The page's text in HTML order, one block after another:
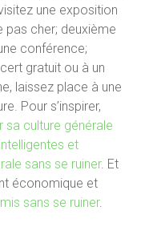
une exposition
pas cher; deuxième
conférence;
gratuit ou à un
laissez place à une
Pour s’inspirer,
sa culture générale
et
sans se ruiner. Et
économique et
sans se ruiner.